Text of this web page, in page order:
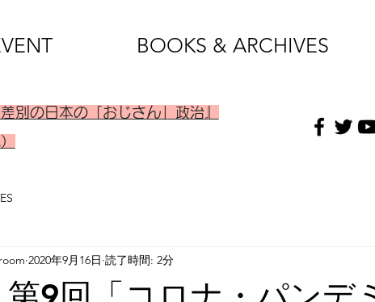
BOOKS & ARCHIVES
別の日本の「おじさん」政治』
2020年9月16日 読了時間: 2分